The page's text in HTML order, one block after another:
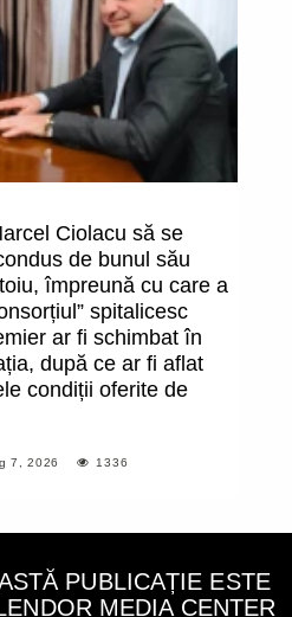
Ciolacu să se
de bunul său
împreună cu care a
spitalicesc
ar fi schimbat în
după ce ar fi aflat
condiții oferite de
7, 2026 1336
PUBLICAȚIE ESTE
MEDIA CENTER